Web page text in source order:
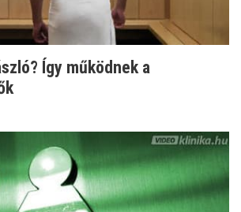
Így működnek a